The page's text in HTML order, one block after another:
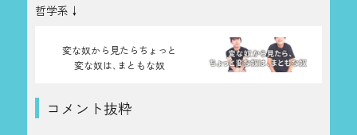
哲学系↓
変な奴から見たらちょっと
変な奴は､まともな奴
コメント抜粋